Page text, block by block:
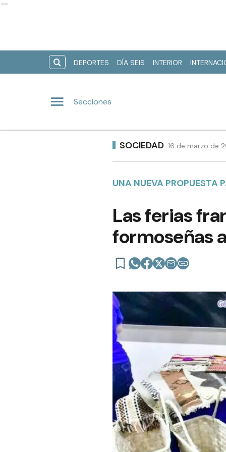
Ads
DEPORTES DÍA SEIS INTERIOR
Secciones
SOCIEDAD 16 de marzo de
UNA NUEVA PROPUESTA
Las ferias
formoseñas